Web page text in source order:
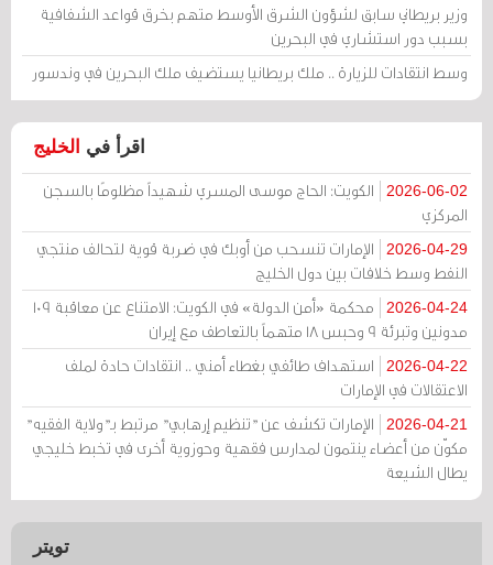
وزير بريطاني سابق لشؤون الشرق الأوسط متهم بخرق قواعد الشفافية
بسبب دور استشاري في البحرين
وسط انتقادات للزيارة .. ملك بريطانيا يستضيف ملك البحرين في وندسور
اقرأ في الخليج
2026-06-02
الكويت: الحاج موسى المسري شهيداً مظلومًا بالسجن
المركزي
2026-04-29
الإمارات تنسحب من أوبك في ضربة قوية لتحالف منتجي
النفط وسط خلافات بين دول الخليج
2026-04-24
محكمة «أمن الدولة» في الكويت: الامتناع عن معاقبة 109
مدونين وتبرئة 9 وحبس 18 متهماً بالتعاطف مع إيران
2026-04-22
استهداف طائفي بغطاء أمني .. انتقادات حادة لملف
الاعتقالات في الإمارات
2026-04-21
الإمارات تكشف عن "تنظيم إرهابي" مرتبط بـ"ولاية الفقيه"
مكوّن من أعضاء ينتمون لمدارس فقهية وحوزوية أخرى في تخبط خليجي
يطال الشيعة
تويتر